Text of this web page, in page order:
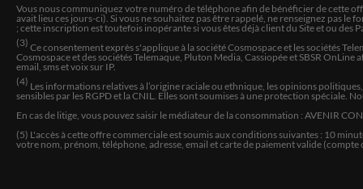
Vous nous communiquez votre numéro de téléphone afin de bénéficier de cette
avait lieu ces jours-ci). Si vous ne souhaitez pas être rappelé, ne renseignez pas
; cette inscription est toutefois inopérante si vous êtes déjà client du Site et ou des
(3) Ce consentement exprès s'applique à la société Cosmospace et les sociétés
Cosmospace et des sociétés Telemaque, Pluton Media, Cassiopée et SBSR
email, sms et voix sur IP.
(4) Les informations relatives à l’origine raciale ou ethnique, les opinions
sensibles par les RGPD et la CNIL. Elles sont soumises à une protection spéciale.
En cas de litige, vous pouvez saisir le médiateur de la consommation : AVENIR
(5) L'accès à cette offre commerciale est soumis aux conditions suivantes : 10
votre nom, prénom, téléphone, adresse, email et carte de paiement valide